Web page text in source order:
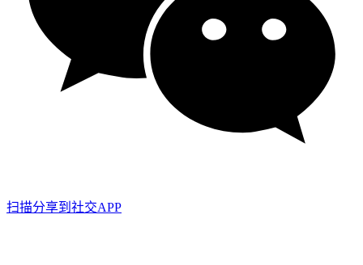
扫描分享到社交APP